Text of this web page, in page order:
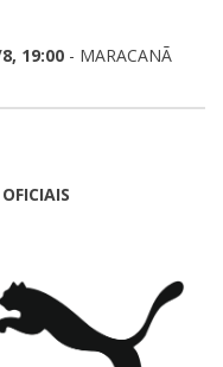
19:00 - MARACANÃ